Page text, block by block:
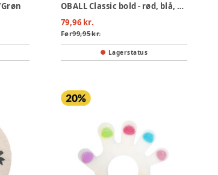
OBALL Classic bold - rød, blå, grøn og gul
79,96 kr.
Før99,95 kr.
Lagerstatus